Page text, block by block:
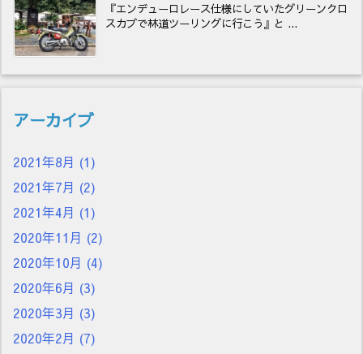
『エンデューロレース仕様にしていたグリーンクロ
スカブで林道ツーリングに行こう』と ...
アーカイブ
2021年8月 (1)
2021年7月 (2)
2021年4月 (1)
2020年11月 (2)
2020年10月 (4)
2020年6月 (3)
2020年3月 (3)
2020年2月 (7)